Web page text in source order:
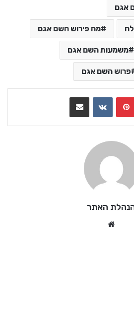
אגם
מה פירוש השם אגם
משמעות השם אגם
פרוש השם אגם
VKontakte
האתר